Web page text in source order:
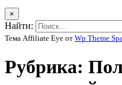
×
Найти:
Тема Affiliate Eye от Wp Theme
Рубрика: